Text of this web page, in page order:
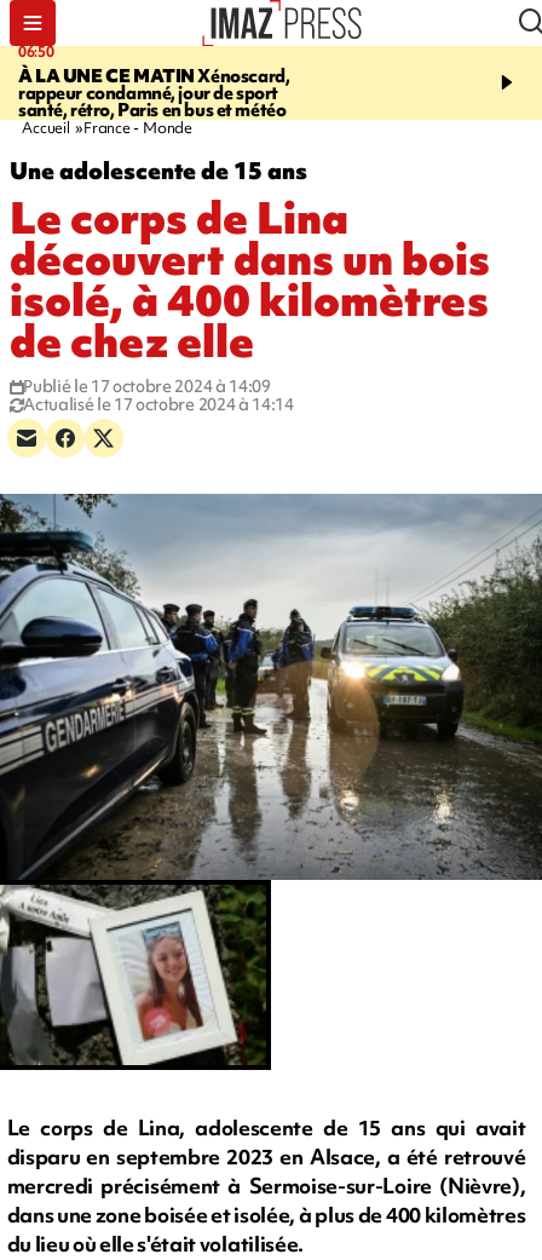
06:50
À LA UNE CE MATINXénoscard,
rappeur condamné, jour de sport
santé, rétro, Paris en bus et météo
08:53
Jour de
2026 - bouger,
Accueil France - Monde
Une adolescente de 15 ans
Le corps de Lina
découvert dans un bois
isolé, à 400 kilomètres
de chez elle
Publié le 17 octobre 2024 à 14:09
Actualisé le 17 octobre 2024 à 14:14
Le corps de Lina, adolescente de 15 ans qui avait
disparu en septembre 2023 en Alsace, a été retrouvé
mercredi précisément à Sermoise-sur-Loire (Nièvre),
dans une zone boisée et isolée, à plus de 400 kilomètres
du lieu où elle s'était volatilisée.